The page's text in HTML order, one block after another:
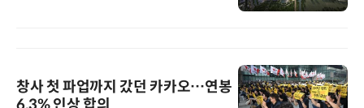
창사 첫 파업까지 갔던 카카오…연봉